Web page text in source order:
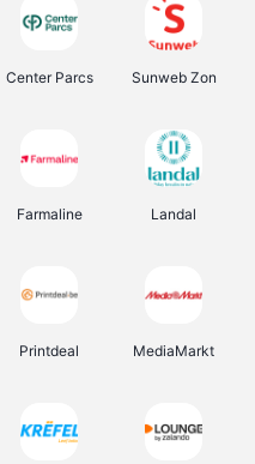
Center Parcs Sunweb Zon
Farmaline Landal
Printdeal MediaMarkt